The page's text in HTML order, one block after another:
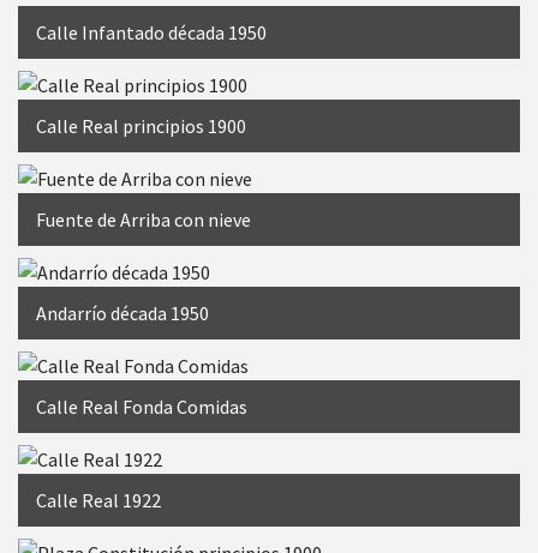
Calle Infantado década 1950
Calle Real principios 1900
Fuente de Arriba con nieve
Andarrío década 1950
Calle Real Fonda Comidas
Calle Real 1922